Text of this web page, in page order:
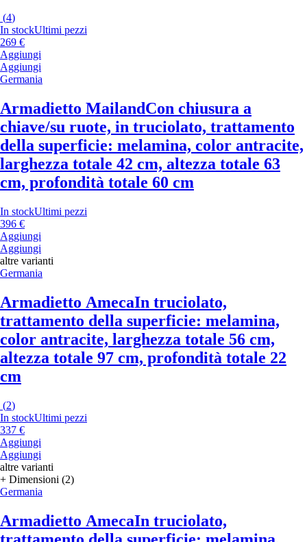
(4)
In stockUltimi pezzi
269 €
Aggiungi
Aggiungi
Germania
Armadietto MailandCon chiusura a
chiave/su ruote, in truciolato, trattamento
della superficie: melamina, color antracite,
larghezza totale 42 cm, altezza totale 63
cm, profondità totale 60 cm
In stockUltimi pezzi
396 €
Aggiungi
Aggiungi
altre varianti
Germania
Armadietto AmecaIn truciolato,
trattamento della superficie: melamina,
color antracite, larghezza totale 56 cm,
altezza totale 97 cm, profondità totale 22
cm
(2)
In stockUltimi pezzi
337 €
Aggiungi
Aggiungi
altre varianti
+ Dimensioni (2)
Germania
Armadietto AmecaIn truciolato,